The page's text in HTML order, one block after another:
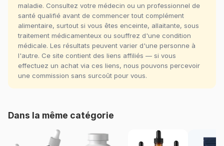
maladie. Consultez votre médecin ou un professionnel de
santé qualifié avant de commencer tout complément
alimentaire, surtout si vous êtes enceinte, allaitante, sous
traitement médicamenteux ou souffrez d'une condition
médicale. Les résultats peuvent varier d'une personne à
l'autre. Ce site contient des liens affiliés — si vous
effectuez un achat via ces liens, nous pouvons percevoir
une commission sans surcoût pour vous.
Dans la même catégorie